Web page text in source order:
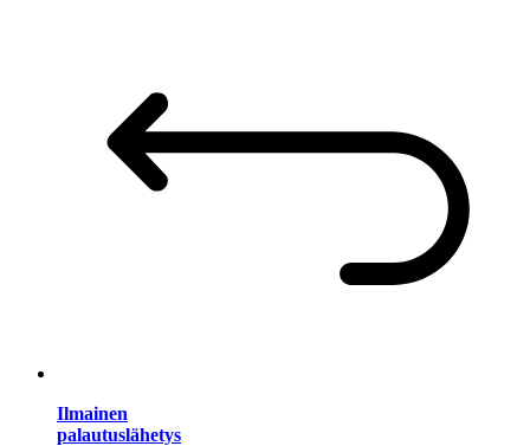
Ilmainen
palautuslähetys